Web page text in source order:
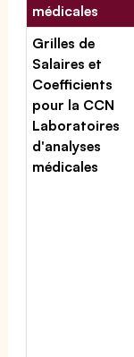
médicales
Grilles de
Salaires et
Coefficients
pour la CCN
Laboratoires
d'analyses
médicales